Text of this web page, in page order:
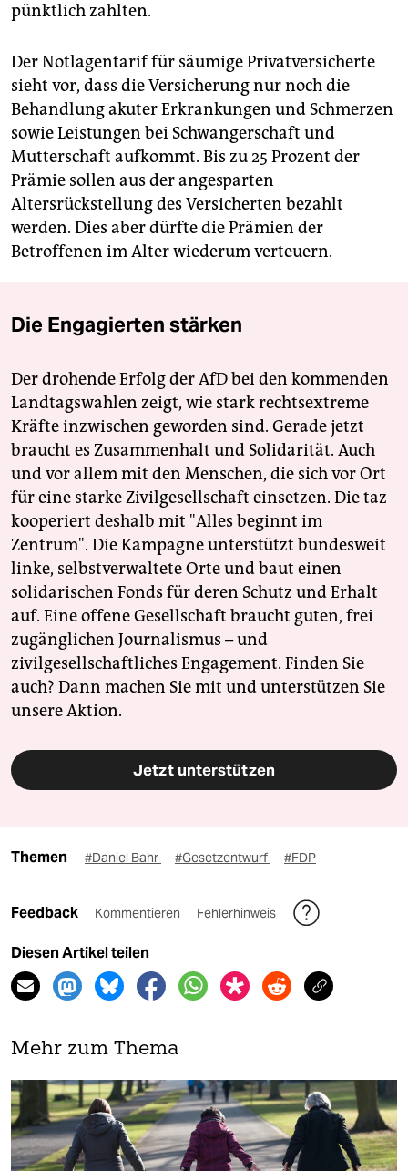
pünktlich zahlten.
Der Notlagentarif für säumige Privatversicherte
sieht vor, dass die Versicherung nur noch die
Behandlung akuter Erkrankungen und Schmerzen
sowie Leistungen bei Schwangerschaft und
Mutterschaft aufkommt. Bis zu 25 Prozent der
Prämie sollen aus der angesparten
Altersrückstellung des Versicherten bezahlt
werden. Dies aber dürfte die Prämien der
Betroffenen im Alter wiederum verteuern.
Die Engagierten stärken
Der drohende Erfolg der AfD bei den kommenden
Landtagswahlen zeigt, wie stark rechtsextreme
Kräfte inzwischen geworden sind. Gerade jetzt
braucht es Zusammenhalt und Solidarität. Auch
und vor allem mit den Menschen, die sich vor Ort
für eine starke Zivilgesellschaft einsetzen. Die taz
kooperiert deshalb mit "Alles beginnt im
Zentrum". Die Kampagne unterstützt bundesweit
linke, selbstverwaltete Orte und baut einen
solidarischen Fonds für deren Schutz und Erhalt
auf. Eine offene Gesellschaft braucht guten, frei
zugänglichen Journalismus – und
zivilgesellschaftliches Engagement. Finden Sie
auch? Dann machen Sie mit und unterstützen Sie
unsere Aktion.
Jetzt unterstützen
Themen #Daniel Bahr #Gesetzentwurf #FDP
Feedback Kommentieren Fehlerhinweis
Diesen Artikel teilen
Mehr zum Thema